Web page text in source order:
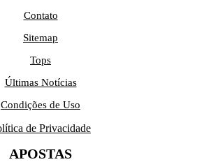
Contato
Sitemap
Tops
Últimas Notícias
Condições de Uso
de Privacidade
APOSTAS